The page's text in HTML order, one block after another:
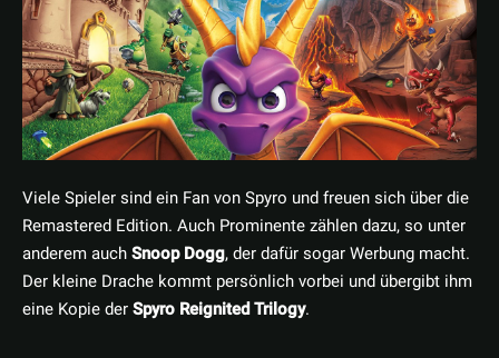
Viele Spieler sind ein Fan von Spyro und freuen sich über die
Remastered Edition. Auch Prominente zählen dazu, so unter
anderem auchSnoop Dogg, der dafür sogar Werbung macht.
Der kleine Drache kommt persönlich vorbei und übergibt ihm
eine Kopie derSpyro Reignited Trilogy.